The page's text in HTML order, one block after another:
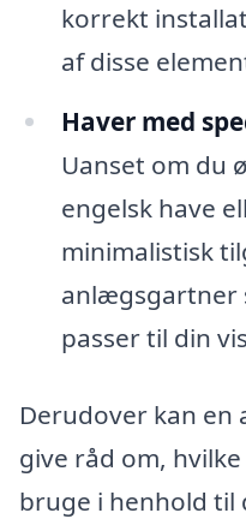
korrekt
af disse
Haver med
Uanset om du
engelsk have
minimalistisk
anlægsgartner
passer til din
Derudover kan
give råd om,
bruge i henhold til